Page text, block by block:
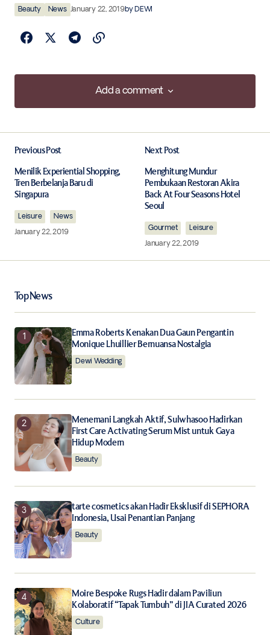
Beauty News January 22, 2019byDEWI
Add a comment
Add a comment
Required fields are marked*
Save my name, email, and website in this browser for
the next time I comment.
Notify me of new posts by email.
Submit Comment
Previous Post
Menilik Experiential Shopping,
Tren Berbelanja Baru di
Singapura
Leisure
News
January 22, 2019
Next Post
Menghitung Mundur
Pembukaan Restoran Akira
Back At Four Seasons Hotel
Seoul
Gourmet
Leisure
January 22, 2019
Top News
Emma Roberts Kenakan Dua Gaun Pengantin
Monique Lhuillier Bernuansa Nostalgia
Dewi Wedding
Menemani Langkah Aktif, Sulwhasoo Hadirkan
First Care Activating Serum Mist untuk Gaya
Hidup Modern
Beauty
tarte cosmetics akan Hadir Eksklusif di SEPHORA
Indonesia, Usai Penantian Panjang
Beauty
Moire Bespoke Rugs Hadir dalam Paviliun
Kolaboratif “Tapak Tumbuh” di JIA Curated 2026
Culture